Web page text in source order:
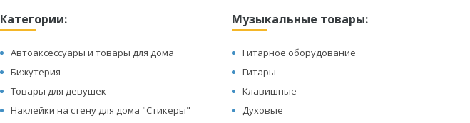
Категории:
Автоаксессуары и товары для дома
Бижутерия
Товары для девушек
Наклейки на стену для дома "Стикеры"
Музыкальные товары:
Гитарное оборудование
Гитары
Клавишные
Духовые